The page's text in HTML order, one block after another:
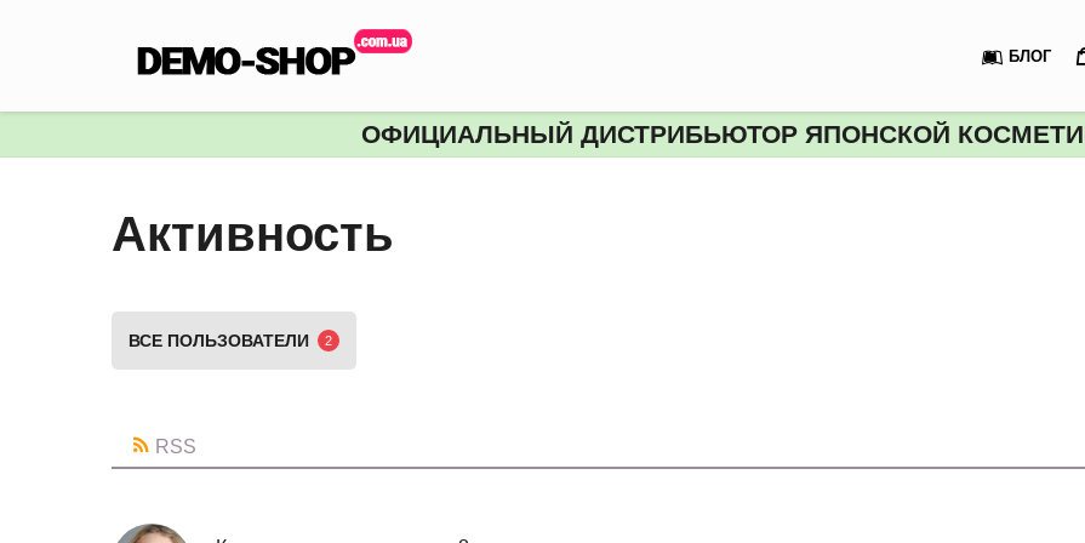
DEMO-
SHOP
БЛОГ
ОФИЦИАЛЬНЫЙ ДИСТРИБЬЮТОР ЯПОНСКОЙ
Активность
ВСЕ ПОЛЬЗОВАТЕЛИ 2
RSS